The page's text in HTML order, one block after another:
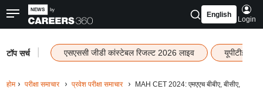
English
Login
टॉप सर्च एसएससी जीडी कांस्टेबल रिजल्ट 2026 लाइव यूपीटीईटी
होम परीक्षा समाचार प्रवेश परीक्षा समाचार
MAH CET 2024: एमएएच बीबीए, बीसीए,